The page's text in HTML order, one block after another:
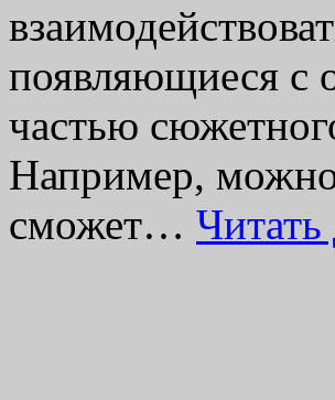
появляющиеся с
частью
Например, можно
сможет…